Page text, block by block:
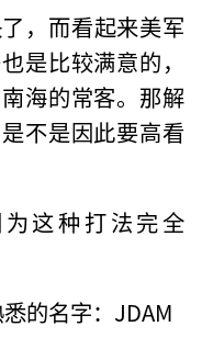
，而看起来美军
比较满意的，
海的常客。那解
不是因此要高看
这种打法完全
的名字：JDAM